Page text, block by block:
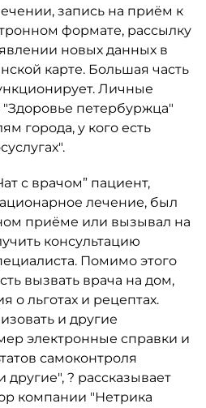
запись на приём к
формате, рассылку
новых данных в
карте. Большая часть
Личные
петербуржца"
города, у кого есть
с врачом” пациент,
лечение, был
приёме или вызывал на
консультацию
Помимо этого
вызвать врача на дом,
о льготах и рецептах.
и другие
электронные справки и
самоконтроля
другие", ? рассказывает
компании "Нетрика